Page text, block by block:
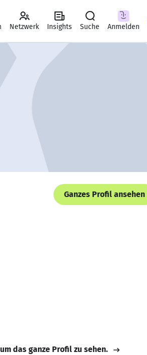
Netzwerk Insights Suche Anmelden
Ganzes Profil ansehen
das ganze Profil zu sehen.